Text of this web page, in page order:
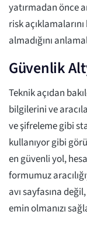
yatırmadan önce
risk
almadığını
Güvenlik
Teknik açıdan
bilgilerini ve
ve şifreleme gibi
kullanıyor gibi
en güvenli yol,
formumuz
avı sayfasına
emin olmanızı